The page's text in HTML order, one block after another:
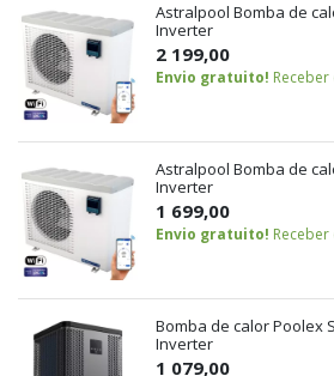
Astralpool Bomba de
Inverter
2 199,00
Envio gratuito!
Astralpool Bomba de
Inverter
1 699,00
Envio gratuito!
Bomba de calor Poolex
Inverter
1 079,00